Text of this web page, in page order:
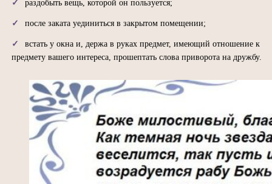
раздобыть вещь, которой он пользуется;
после заката уединиться в закрытом помещении;
встать у окна и, держа в руках предмет, имеющий отношение к
предмету вашего интереса, прошептать слова приворота на дружбу.